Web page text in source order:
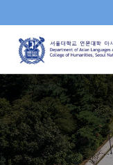
로
메
뉴